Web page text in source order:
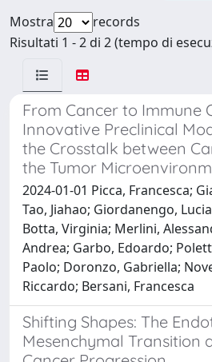
Mostra
records
Risultati 1 - 2 di 2 (tempo di
From Cancer to Immune
Innovative Preclinical
the Crosstalk between
the Tumor
2024-01-01 Picca, Francesca;
Tao, Jiahao; Giordanengo,
Botta, Virginia; Merlini,
Andrea; Garbo, Edoardo;
Paolo; Doronzo, Gabriella;
Riccardo; Bersani, Francesca
Shifting Shapes: The
Mesenchymal Transition